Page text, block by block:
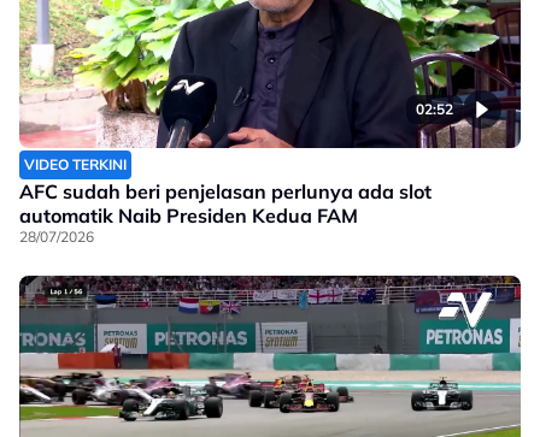
02:52
VIDEO TERKINI
AFC sudah beri penjelasan perlunya ada slot
automatik Naib Presiden Kedua FAM
28/07/2026